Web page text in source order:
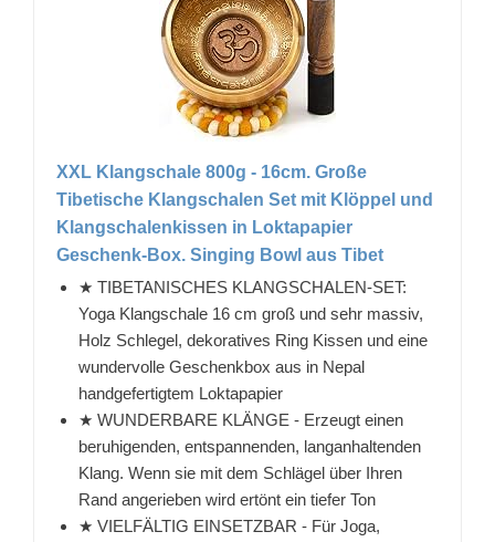
XXL Klangschale 800g - 16cm. Große
Tibetische Klangschalen Set mit Klöppel und
Klangschalenkissen in Loktapapier
Geschenk-Box. Singing Bowl aus Tibet
★ TIBETANISCHES KLANGSCHALEN-SET:
Yoga Klangschale 16 cm groß und sehr massiv,
Holz Schlegel, dekoratives Ring Kissen und eine
wundervolle Geschenkbox aus in Nepal
handgefertigtem Loktapapier
★ WUNDERBARE KLÄNGE - Erzeugt einen
beruhigenden, entspannenden, langanhaltenden
Klang. Wenn sie mit dem Schlägel über Ihren
Rand angerieben wird ertönt ein tiefer Ton
★ VIELFÄLTIG EINSETZBAR - Für Joga,